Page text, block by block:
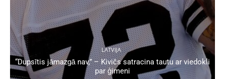
LATVIJA
“Dupsītis jāmazgā nav,” – Kivičs satracina tautu ar viedokli
par ģimeni